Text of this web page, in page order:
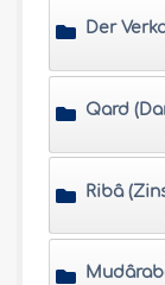
Der
Qard
Ribâ